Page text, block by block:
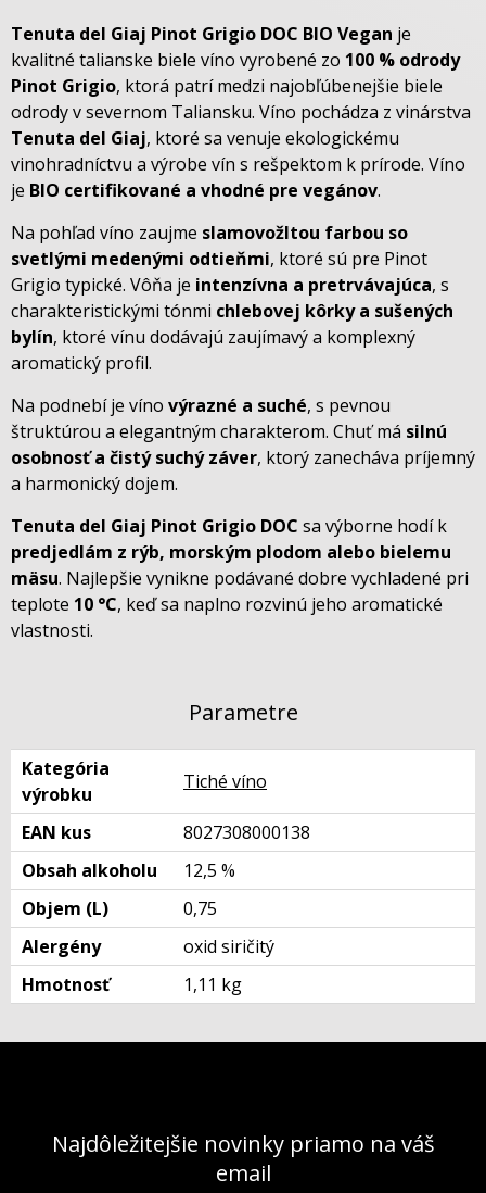
Tenuta del Giaj Pinot Grigio DOC BIO Vegan je
kvalitné talianske biele víno vyrobené zo 100 % odrody
Pinot Grigio, ktorá patrí medzi najobľúbenejšie biele
odrody v severnom Taliansku. Víno pochádza z vinárstva
Tenuta del Giaj, ktoré sa venuje ekologickému
vinohradníctvu a výrobe vín s rešpektom k prírode. Víno
je BIO certifikované a vhodné pre vegánov.
Na pohľad víno zaujme slamovožltou farbou so
svetlými medenými odtieňmi, ktoré sú pre Pinot
Grigio typické. Vôňa je intenzívna a pretrvávajúca, s
charakteristickými tónmi chlebovej kôrky a sušených
bylín, ktoré vínu dodávajú zaujímavý a komplexný
aromatický profil.
Na podnebí je víno výrazné a suché, s pevnou
štruktúrou a elegantným charakterom. Chuť má silnú
osobnosť a čistý suchý záver, ktorý zanecháva príjemný
a harmonický dojem.
Tenuta del Giaj Pinot Grigio DOC sa výborne hodí k
predjedlám z rýb, morským plodom alebo bielemu
mäsu. Najlepšie vynikne podávané dobre vychladené pri
teplote 10 °C, keď sa naplno rozvinú jeho aromatické
vlastnosti.
Parametre
Kategória
výrobku
Tiché víno
EAN kus
8027308000138
Obsah alkoholu
12,5 %
Objem (L)
0,75
Alergény
oxid siričitý
Hmotnosť
1,11 kg
Najdôležitejšie novinky priamo na váš
email